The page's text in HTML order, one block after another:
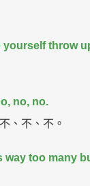
yourself throw
no, no.
、不、不。
way too many